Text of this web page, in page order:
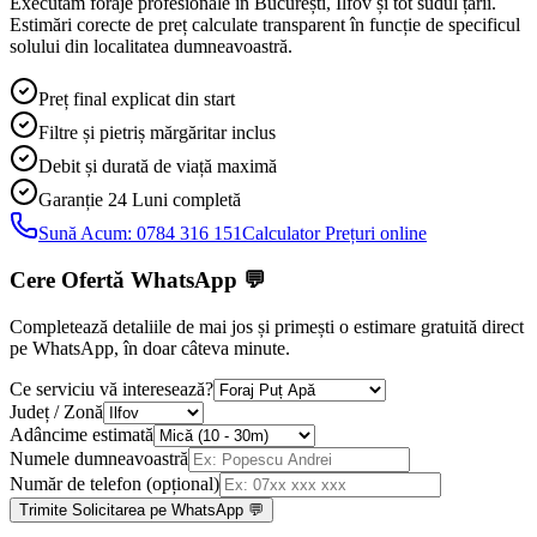
Estimări corecte de preț calculate transparent în funcție de specificul
solului din localitatea dumneavoastră.
Preț final explicat din start
Filtre și pietriș mărgăritar inclus
Debit și durată de viață maximă
Garanție 24 Luni completă
Sună Acum: 0784 316 151Calculator Prețuri online
Cere Ofertă WhatsApp 💬
Completează detaliile de mai jos și primești o estimare gratuită direct
pe WhatsApp, în doar câteva minute.
Ce serviciu vă interesează?
Județ / Zonă
Adâncime estimată
Numele dumneavoastră
Număr de telefon (opțional)
Trimite Solicitarea pe WhatsApp 💬